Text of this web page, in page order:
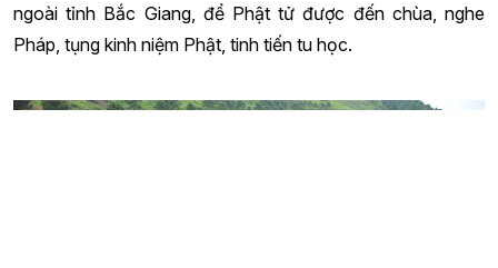
ngoài tỉnh Bắc Giang, để Phật tử được đến chùa, nghe
Pháp, tụng kinh niệm Phật, tinh tiến tu học.